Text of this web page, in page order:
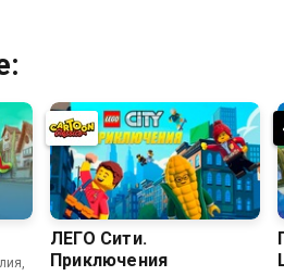
ЛЕГО Сити.
Приключения